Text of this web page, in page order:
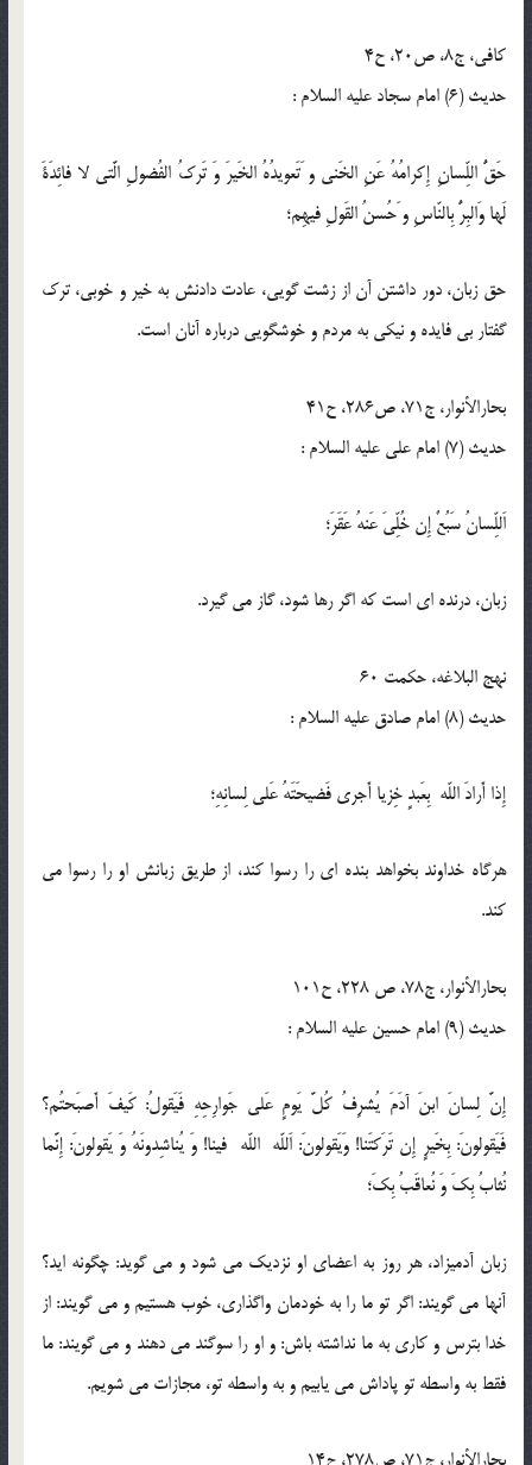
كافى، ج8، ص20، ح4
حدیث (6) امام سجاد عليه السلام :
حَقُّ اللِّسانِ إِكرامُهُ عَنِ الخَنى و َتَعويدُهُ الخَيرَ وَ تَركُ الفُضولِ الَّتى لا فائِدَةَ
لَها وَالبِرُّ بِالنّاسِ و َحُسنُ القَولِ فيهِم؛
حق زبان، دور داشتن آن از زشت گويى، عادت دادنش به خير و خوبى، ترك
گفتار بى فايده و نيكى به مردم و خوشگويى درباره آنان است.
بحارالأنوار، ج71، ص286، ح41
حدیث (7) امام على عليه السلام :
اَللِّسانُ سَبُعٌ إِن خُلِّىَ عَنهُ عَقَرَ؛
زبان، درنده اى است كه اگر رها شود، گاز مى گيرد.
نهج البلاغه، حكمت 60
حدیث (8) امام صادق عليه السلام :
إِذا أَرادَ اللّه بِعَبدٍ خِزيا أَجرى فَضيحَتَهُ عَلى لِسانِهِ؛
هرگاه خداوند بخواهد بنده اى را رسوا كند، از طريق زبانش او را رسوا مى
كند.
بحارالأنوار، ج78، ص 228، ح101
حدیث (9) امام حسين عليه السلام :
إِنَّ لِسانَ ابنَ آدَمَ يُشرِفُ كُلَّ يَومٍ عَلى جَوارِحِهِ فَيَقولُ: كَيفَ أَصبَحتُم؟
فَيَقولونَ: بِخَيرٍ إِن تَرَكتَنا! وَيَقولونَ: اَللّه اللّه فينا! وَ يُناشِدونَهُ وَ يَقولونَ: إِنَّما
نُثابُ بِكَ وَ نُعاقَبُ بِكَ؛
زبان آدميزاد، هر روز به اعضاى او نزديك مى شود و مى گويد: چگونه ايد؟
آنها مى گويند: اگر تو ما را به خودمان واگذارى، خوب هستيم و مى گويند: از
خدا بترس و كارى به ما نداشته باش: و او را سوگند مى دهند و مى گويند: ما
فقط به واسطه تو پاداش مى يابيم و به واسطه تو، مجازات مى شويم.